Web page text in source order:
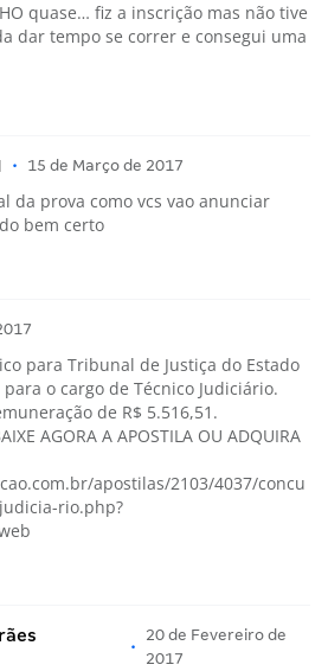
quase… fiz a inscrição mas não tive
dar tempo se correr e consegui uma
• 15 de Março de 2017
da prova como vcs vao anunciar
bem certo
para Tribunal de Justiça do Estado
para o cargo de Técnico Judiciário.
de R$ 5.516,51.
AGORA A APOSTILA OU ADQUIRA
apostilas/2103/4037/concu
rio.php?
•
20 de Fevereiro de
2017